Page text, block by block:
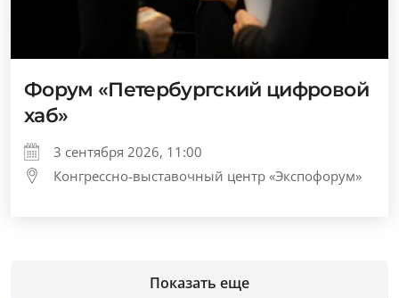
Форум «Петербургский цифровой
хаб»
3 сентября 2026, 11:00
Конгрессно-выставочный центр «Экспофорум»
Показать еще